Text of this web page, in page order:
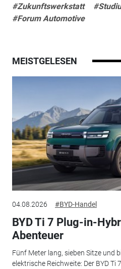
#Zukunftswerkstatt
#Forum Automotive
MEISTGELESEN
04.08.2026 #BYD-Handel
BYD Ti 7 Plug-in-
Abenteuer
Fünf Meter lang, sieben Sitze und
elektrische Reichweite: Der BYD Ti